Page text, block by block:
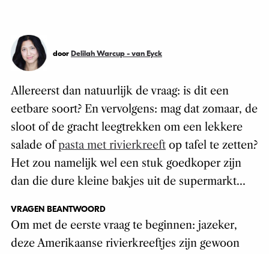
door Delilah Warcup - van Eyck
Allereerst dan natuurlijk de vraag: is dit een
eetbare soort? En vervolgens: mag dat zomaar, de
sloot of de gracht leegtrekken om een lekkere
salade ofpasta met rivierkreeftop tafel te zetten?
Het zou namelijk wel een stuk goedkoper zijn
dan die dure kleine bakjes uit de supermarkt…
VRAGEN BEANTWOORD
Om met de eerste vraag te beginnen: jazeker,
deze Amerikaanse rivierkreeftjes zijn gewoon